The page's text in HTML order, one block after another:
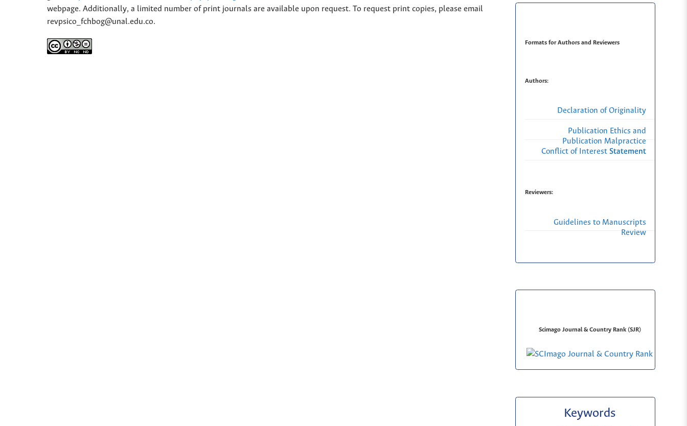
webpage. Additionally, a limited number of print journals are available upon request. To request print copies, please email
revpsico_fchbog@unal.edu.co.
Formats for Authors and Reviewers
Authors:
Declaration of Originality
Publication Ethics and
Publication Malpractice
Statement
Conflict of Interest Statement
Reviewers:
Guidelines to Manuscripts
Review
Scimago Journal & Country Rank (SJR)
Keywords